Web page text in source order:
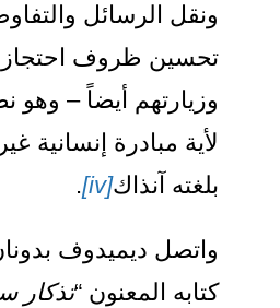
الرسائل والتفاوض
ظروف احتجازهم،
أيضاً – وهو نطاق
مبادرة إنسانية غير
آنذاك[iv]
.
ديميدوف بدونان،
المعنون “تذكار